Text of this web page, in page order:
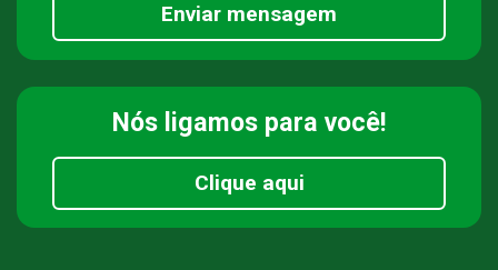
Enviar mensagem
Nós ligamos para você!
Clique aqui